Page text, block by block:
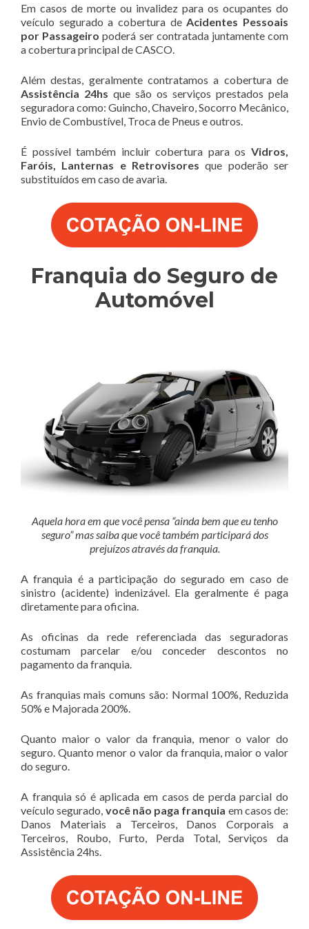
Em casos de morte ou invalidez para os ocupantes do
veículo segurado a cobertura de Acidentes Pessoais
por Passageiro poderá ser contratada juntamente com
a cobertura principal de CASCO.
Além destas, geralmente contratamos a cobertura de
Assistência 24hs que são os serviços prestados pela
seguradora como: Guincho, Chaveiro, Socorro Mecânico,
Envio de Combustível, Troca de Pneus e outros.
É possível também incluir cobertura para os Vidros,
Faróis, Lanternas e Retrovisores que poderão ser
substituídos em caso de avaria.
Franquia do Seguro de
Automóvel
Aquela hora em que você pensa “ainda bem que eu tenho
seguro” mas saiba que você também participará dos
prejuízos através da franquia.
A franquia é a participação do segurado em caso de
sinistro (acidente) indenizável. Ela geralmente é paga
diretamente para oficina.
As oficinas da rede referenciada das seguradoras
costumam parcelar e/ou conceder descontos no
pagamento da franquia.
As franquias mais comuns são: Normal 100%, Reduzida
50% e Majorada 200%.
Quanto maior o valor da franquia, menor o valor do
seguro. Quanto menor o valor da franquia, maior o valor
do seguro.
A franquia só é aplicada em casos de perda parcial do
veículo segurado, você não paga franquia em casos de:
Danos Materiais a Terceiros, Danos Corporais a
Terceiros, Roubo, Furto, Perda Total, Serviços da
Assistência 24hs.